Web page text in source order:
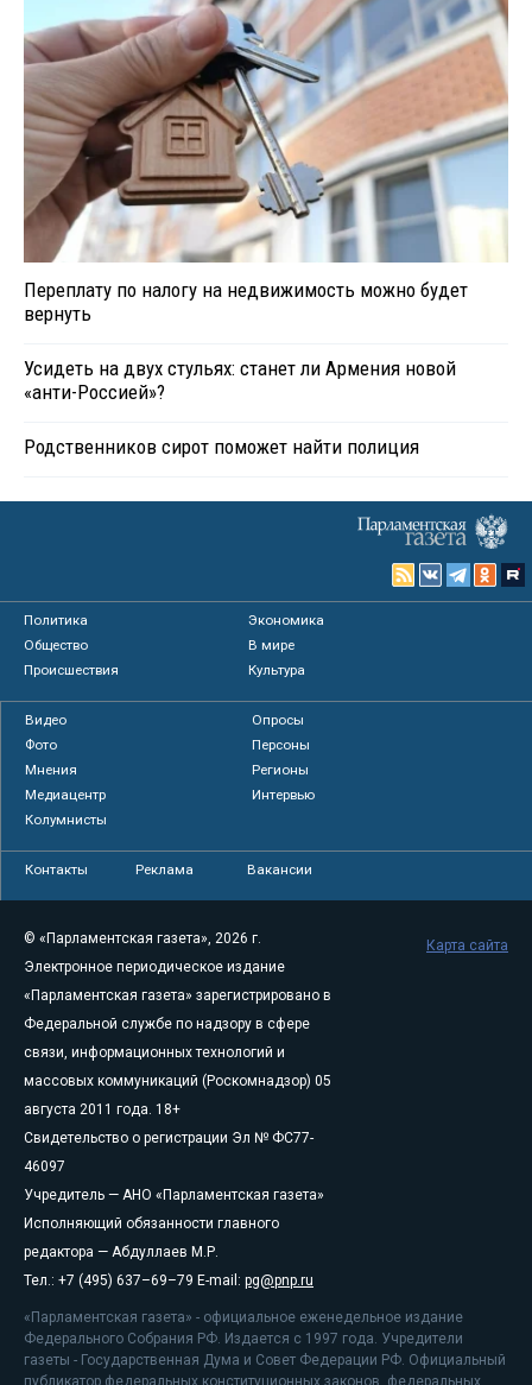
Переплату по налогу на недвижимость можно будет
вернуть
Усидеть на двух стульях: станет ли Армения новой
«анти-Россией»?
Родственников сирот поможет найти полиция
Политика
Экономика
Общество
В мире
Происшествия
Культура
Видео
Опросы
Фото
Персоны
Мнения
Регионы
Медиацентр
Интервью
Колумнисты
Контакты Реклама Вакансии
© «Парламентская газета», 2026 г.
Электронное периодическое издание
«Парламентская газета» зарегистрировано в
Федеральной службе по надзору в сфере
связи, информационных технологий и
массовых коммуникаций (Роскомнадзор) 05
августа 2011 года. 18+
Свидетельство о регистрации Эл № ФС77-
46097
Учредитель — АНО «Парламентская газета»
Исполняющий обязанности главного
редактора — Абдуллаев М.Р.
Тел.: +7 (495) 637–69–79 E-mail: pg@pnp.ru
«Парламентская газета» - официальное еженедельное издание
Федерального Собрания РФ. Издается с 1997 года. Учредители
газеты - Государственная Дума и Совет Федерации РФ. Официальный
Карта сайта